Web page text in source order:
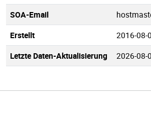
SOA-Email
Erstellt
2016-08-
Letzte Daten-Aktualisierung
2026-08-